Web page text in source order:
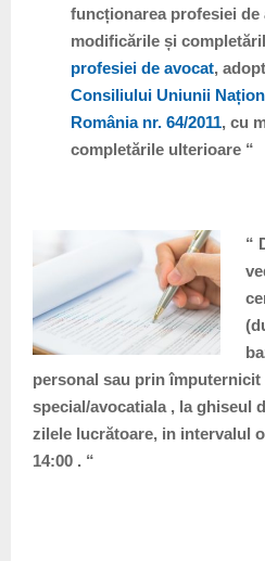
funcționarea profesiei de
modificările și
profesiei de avocat,
Consiliului Uniunii
România nr. 64/2011, cu
completările ulterioare “
“
personal sau prin
special/avocatiala , la ghiseul
zilele lucrătoare, in intervalul
14:00 . “